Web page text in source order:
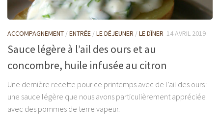
ACCOMPAGNEMENT /ENTRÉE /LE DÉJEUNER /LE DÎNER 14 AVRIL 2019
Sauce légère à l’ail des ours et au
concombre, huile infusée au citron
Une dernière recette pour ce printemps avec de l’ail des ours :
une sauce légère que nous avons particulièrement appréciée
avec des pommes de terre vapeur.